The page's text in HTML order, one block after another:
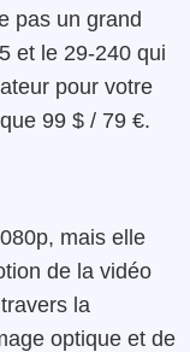
pas un grand
et le 29-240 qui
pour votre
99 $ / 79 €.
mais elle
de la vidéo
la
optique et de